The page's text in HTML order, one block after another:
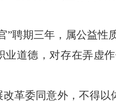
”聘期三年，属公益性
业道德，对存在弄虚
改革委同意外，不得